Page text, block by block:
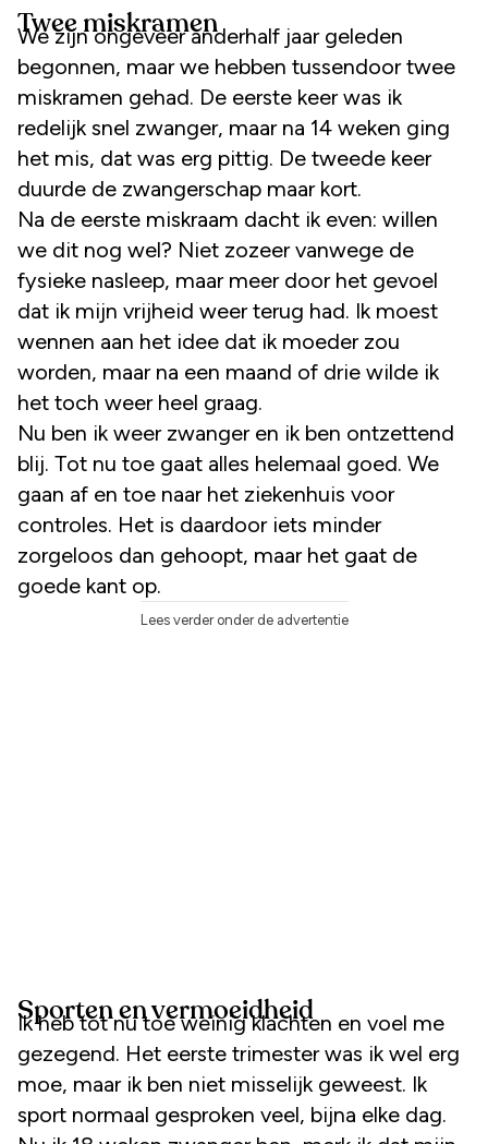
Twee miskramen
We zijn ongeveer anderhalf jaar geleden
begonnen, maar we hebben tussendoor twee
miskramen gehad. De eerste keer was ik
redelijk snel zwanger, maar na 14 weken ging
het mis, dat was erg pittig. De tweede keer
duurde de zwangerschap maar kort.
Na de eerste miskraam dacht ik even: willen
we dit nog wel? Niet zozeer vanwege de
fysieke nasleep, maar meer door het gevoel
dat ik mijn vrijheid weer terug had. Ik moest
wennen aan het idee dat ik moeder zou
worden, maar na een maand of drie wilde ik
het toch weer heel graag.
Nu ben ik weer zwanger en ik ben ontzettend
blij. Tot nu toe gaat alles helemaal goed. We
gaan af en toe naar het ziekenhuis voor
controles. Het is daardoor iets minder
zorgeloos dan gehoopt, maar het gaat de
goede kant op.
Lees verder onder de advertentie
Sporten en vermoeidheid
Ik heb tot nu toe weinig klachten en voel me
gezegend. Het eerste trimester was ik wel erg
moe, maar ik ben niet misselijk geweest. Ik
sport normaal gesproken veel, bijna elke dag.